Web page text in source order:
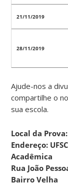
21/11/2019
28/11/2019
Ajude-nos a
compartilhe o
sua escola.
Local da
Endereço:
Acadêmica
Rua João
Bairro Velha